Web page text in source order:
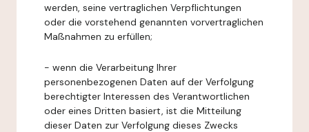
werden, seine vertraglichen Verpflichtungen
oder die vorstehend genannten vorvertraglichen
Maßnahmen zu erfüllen;
- wenn die Verarbeitung Ihrer
personenbezogenen Daten auf der Verfolgung
berechtigter Interessen des Verantwortlichen
oder eines Dritten basiert, ist die Mitteilung
dieser Daten zur Verfolgung dieses Zwecks